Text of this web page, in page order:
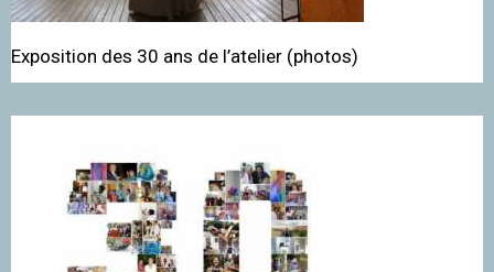
Exposition des 30 ans de l’atelier (photos)